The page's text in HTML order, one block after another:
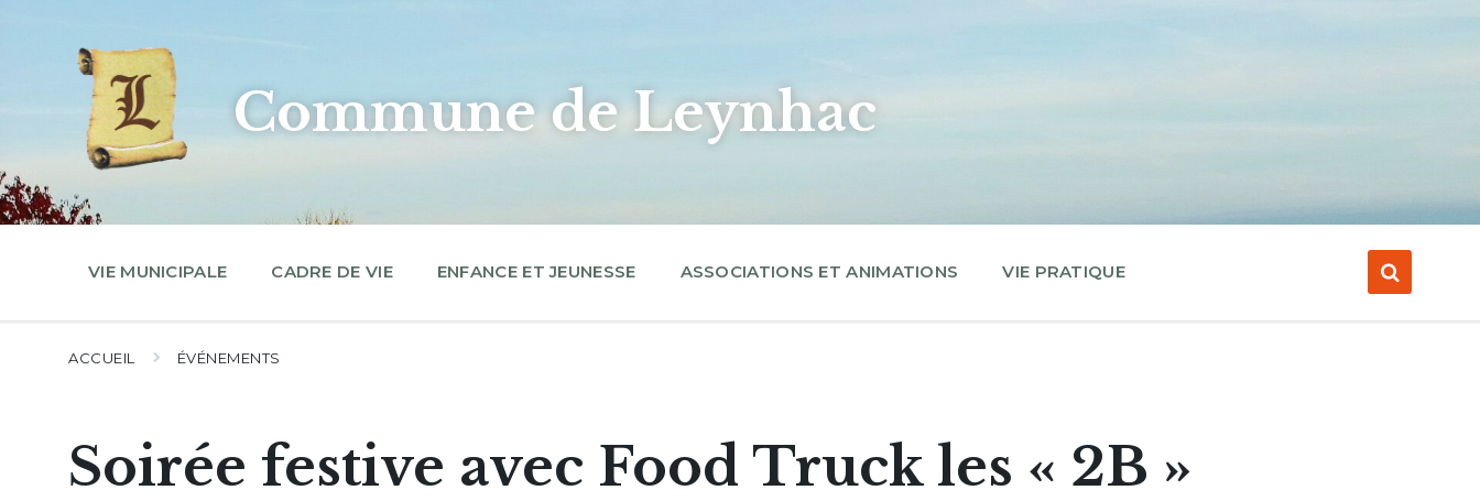
navigation
Commune de Leynhac
VIE MUNICIPALE CADRE DE VIE ENFANCE ET JEUNESSE ASSOCIATIONS ET ANIMATIONS VIE PRATIQUE
ACCUEIL ÉVÉNEMENTS
Soirée festive avec Food Truck les « 2B »